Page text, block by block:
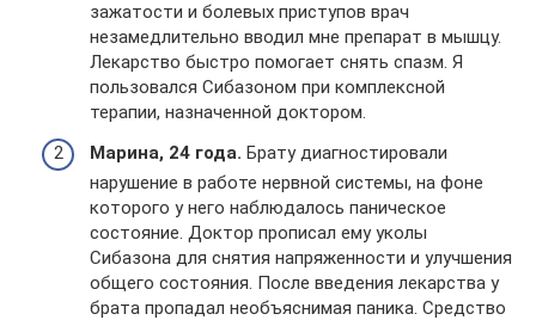
зажатости и болевых приступов врач
незамедлительно вводил мне препарат в мышцу.
Лекарство быстро помогает снять спазм. Я
пользовался Сибазоном при комплексной
терапии, назначенной доктором.
Марина, 24 года. Брату диагностировали
нарушение в работе нервной системы, на фоне
которого у него наблюдалось паническое
состояние. Доктор прописал ему уколы
Сибазона для снятия напряженности и улучшения
общего состояния. После введения лекарства у
брата пропадал необъяснимая паника. Средство